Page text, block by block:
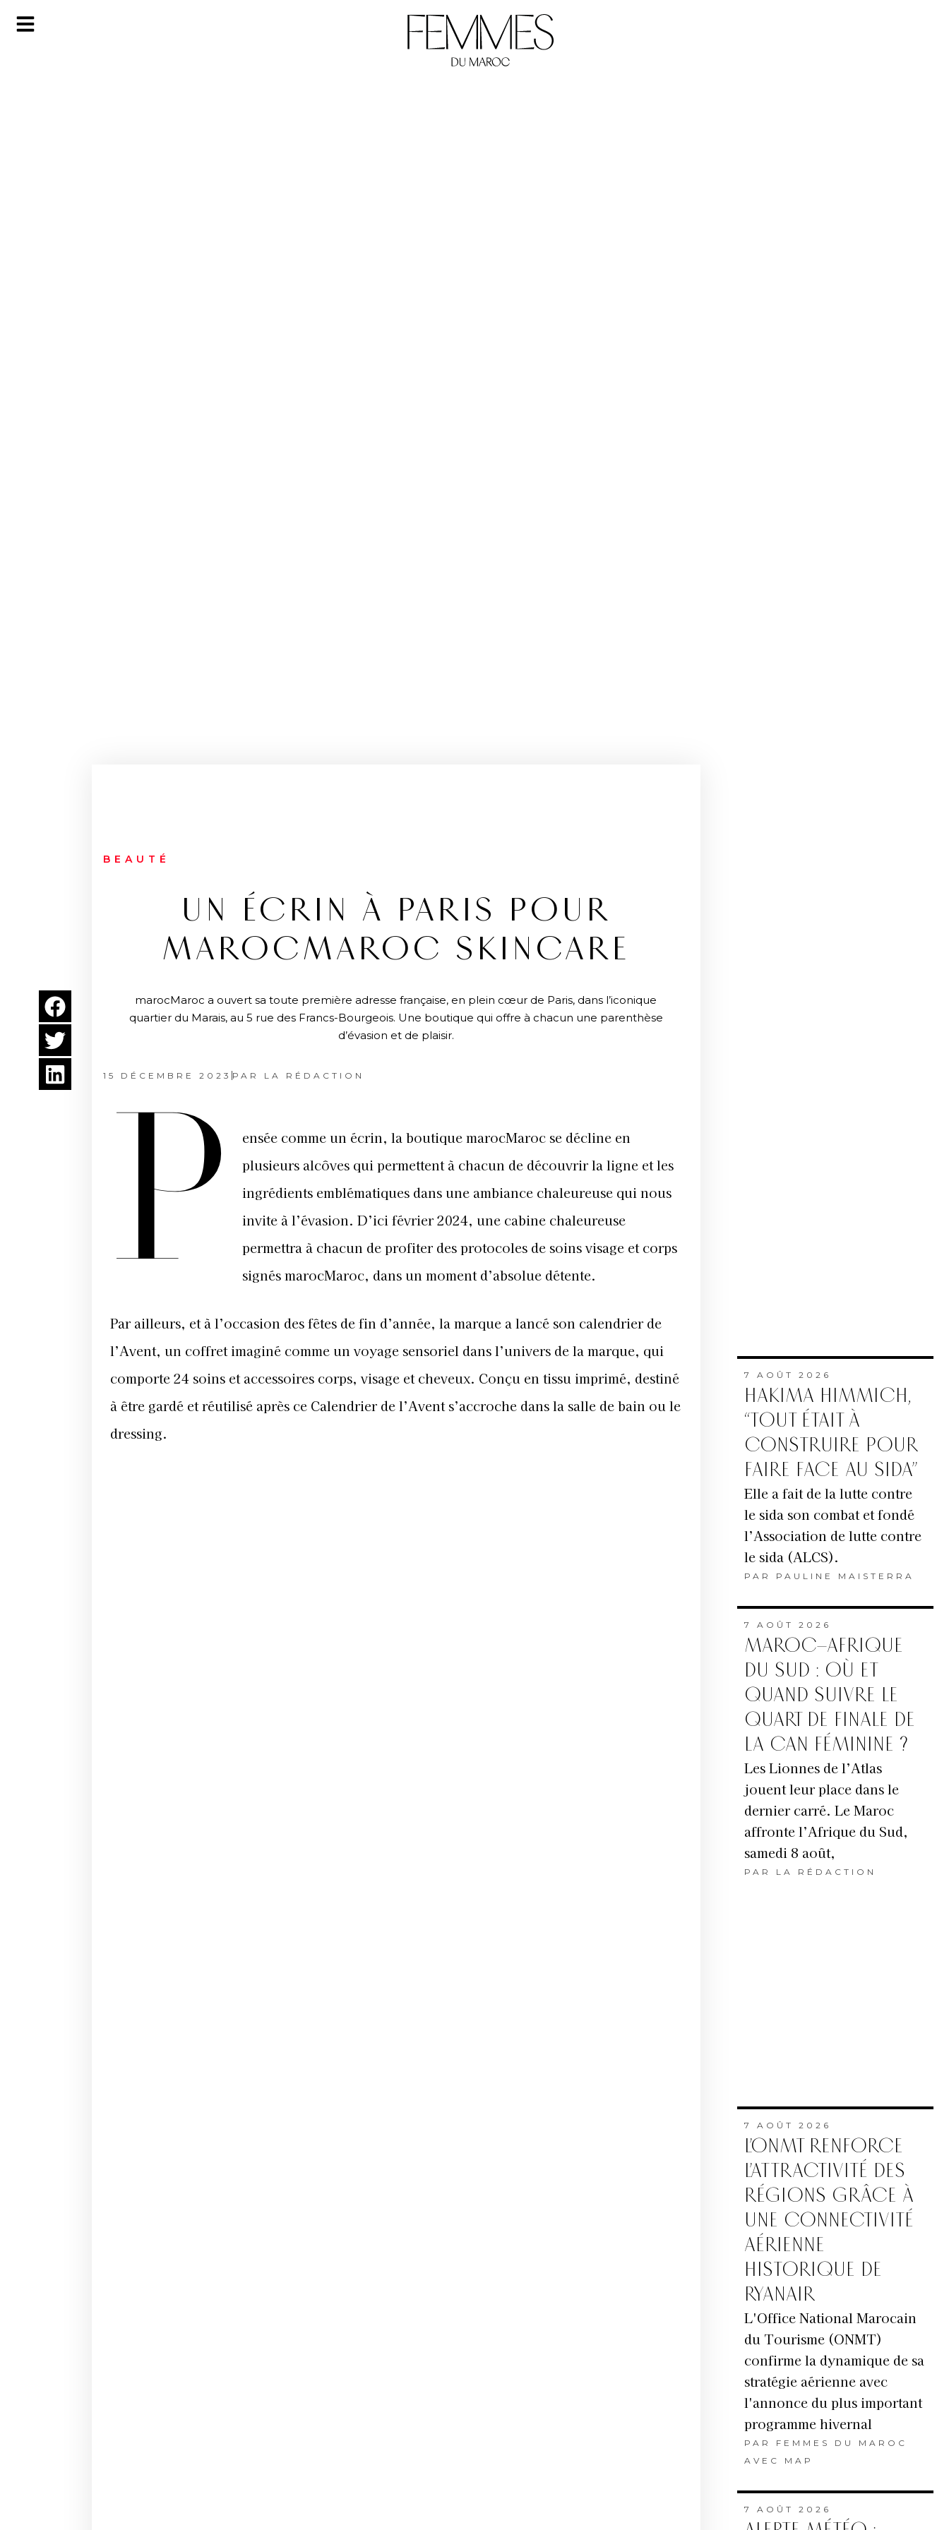
BEAUTÉ
UN ÉCRIN À PARIS POUR
MAROCMAROC SKINCARE
marocMaroc a ouvert sa toute première adresse française, en plein cœur de Paris, dans l’iconique
quartier du Marais, au 5 rue des Francs-Bourgeois. Une boutique qui offre à chacun une parenthèse
d’évasion et de plaisir.
15 DÉCEMBRE 2023 PAR LA RÉDACTION
P
ensée comme un écrin, la boutique marocMaroc se décline en
plusieurs alcôves qui permettent à chacun de découvrir la ligne et les
ingrédients emblématiques dans une ambiance chaleureuse qui nous
invite à l’évasion. D’ici février 2024, une cabine chaleureuse
permettra à chacun de profiter des protocoles de soins visage et corps
signés marocMaroc, dans un moment d’absolue détente.
Par ailleurs, et à l’occasion des fêtes de fin d’année, la marque a lancé son calendrier de
l’Avent, un coffret imaginé comme un voyage sensoriel dans l’univers de la marque, qui
comporte 24 soins et accessoires corps, visage et cheveux. Conçu en tissu imprimé, destiné
à être gardé et réutilisé après ce Calendrier de l’Avent s’accroche dans la salle de bain ou le
dressing.
7 AOÛT 2026
HAKIMA HIMMICH,
“TOUT ÉTAIT À
CONSTRUIRE POUR
FAIRE FACE AU SIDA”
Elle a fait de la lutte contre
le sida son combat et fondé
l’Association de lutte contre
le sida (ALCS).
PAR PAULINE MAISTERRA
7 AOÛT 2026
MAROC–AFRIQUE
DU SUD : OÙ ET
QUAND SUIVRE LE
QUART DE FINALE DE
LA CAN FÉMININE ?
Les Lionnes de l’Atlas
jouent leur place dans le
dernier carré. Le Maroc
affronte l’Afrique du Sud,
samedi 8 août,
PAR LA RÉDACTION
7 AOÛT 2026
L’ONMT RENFORCE
L’ATTRACTIVITÉ DES
RÉGIONS GRÂCE À
UNE CONNECTIVITÉ
AÉRIENNE
HISTORIQUE DE
RYANAIR
L'Office National Marocain
du Tourisme (ONMT)
confirme la dynamique de sa
stratégie aérienne avec
l'annonce du plus important
programme hivernal
PAR FEMMES DU MAROC
AVEC MAP
7 AOÛT 2026